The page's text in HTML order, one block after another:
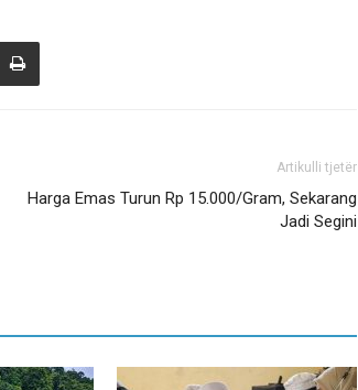
Artikulli tjetër
Harga Emas Turun Rp 15.000/Gram, Sekarang
Jadi Segini